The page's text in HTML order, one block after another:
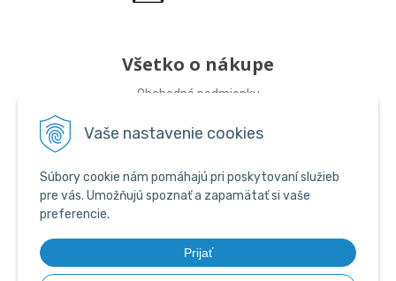
Vaše nastavenie cookies
Súbory cookie nám pomáhajú pri poskytovaní služieb
pre vás. Umožňujú spoznať a zapamätať si vaše
preferencie.
Prijať
Všetko o nákupe
Obchodné podmienky
Sledujte nás
ŠKP-SHOP